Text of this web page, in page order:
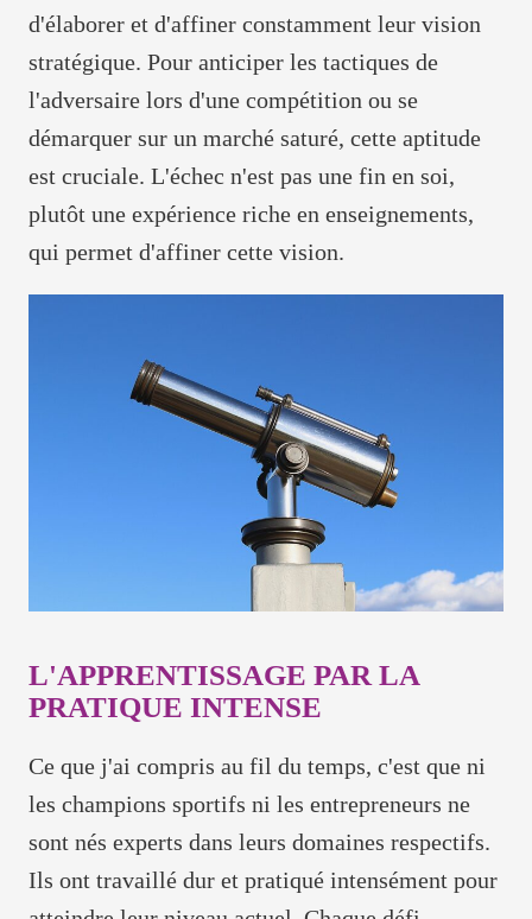
d'élaborer et d'affiner constamment leur vision
stratégique. Pour anticiper les tactiques de
l'adversaire lors d'une compétition ou se
démarquer sur un marché saturé, cette aptitude
est cruciale. L'échec n'est pas une fin en soi,
plutôt une expérience riche en enseignements,
qui permet d'affiner cette vision.
L'APPRENTISSAGE PAR LA
PRATIQUE INTENSE
Ce que j'ai compris au fil du temps, c'est que ni
les champions sportifs ni les entrepreneurs ne
sont nés experts dans leurs domaines respectifs.
Ils ont travaillé dur et pratiqué intensément pour